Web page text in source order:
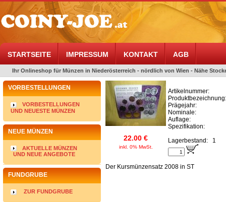
STARTSEITE IMPRESSUM KONTAKT AGB
Ihr Onlineshop für Münzen in Niederösterreich - nördlich von Wien - Nähe
VORBESTELLUNGEN
VORBESTELLUNGEN
UND NEUESTE MÜNZEN
NEUE MÜNZEN
AKTUELLE MÜNZEN
UND NEUE ANGEBOTE
FUNDGRUBE
ZUR FUNDGRUBE
22.00 €
inkl. 0% MwSt.
Artikelnummer:
Produktbezeichnung:
Prägejahr:
Nominale:
Auflage:
Spezifikation:
Lagerbestand:
1
Der Kursmünzensatz 2008 in ST